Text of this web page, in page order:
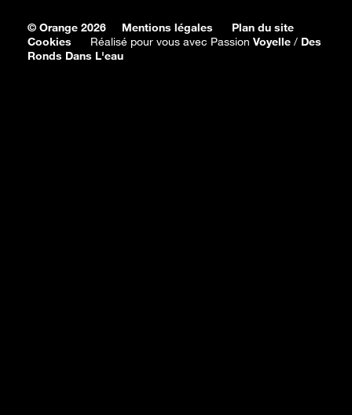
© Orange 2026 Mentions légales
Plan du site
Cookies
Réalisé pour vous avec Passion Voyelle / Des
Ronds Dans L'eau